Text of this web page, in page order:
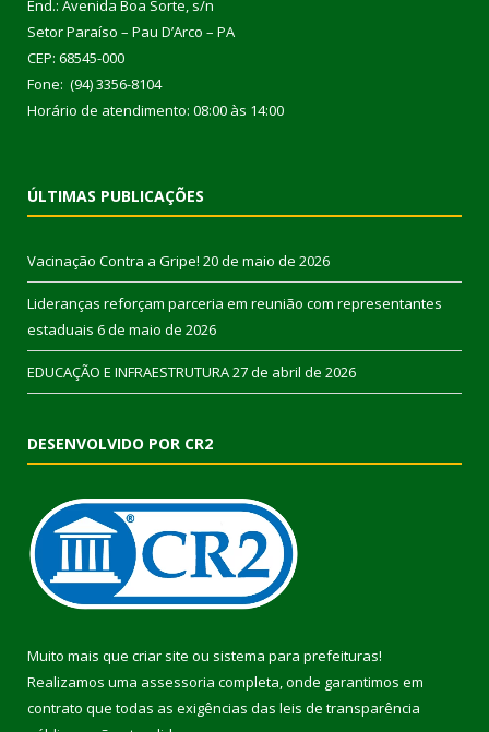
End.: Avenida Boa Sorte, s/n
Setor Paraíso – Pau D’Arco – PA
CEP: 68545-000
Fone: (94) 3356-8104
Horário de atendimento: 08:00 às 14:00
ÚLTIMAS PUBLICAÇÕES
Vacinação Contra a Gripe! 20 de maio de 2026
Lideranças reforçam parceria em reunião com representantes
estaduais 6 de maio de 2026
EDUCAÇÃO E INFRAESTRUTURA27 de abril de 2026
DESENVOLVIDO POR CR2
Muito mais que criar site ou sistema para prefeituras!
Realizamos uma assessoria completa, onde garantimos em
contrato que todas as exigências das leis de transparência